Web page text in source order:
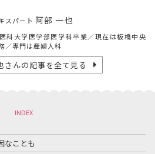
スパート 阿部 一也
科大学医学部医学科卒業／現在は板橋中央
／専門は産婦人科
さんの記事を全て見る
INDEX
なことも